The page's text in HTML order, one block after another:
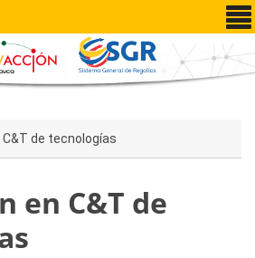
C&T de tecnologías
en C&T de